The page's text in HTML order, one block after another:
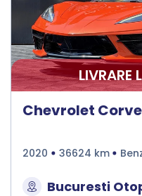
LIVRARE
Chevrolet
2020 36624 km
Bucuresti